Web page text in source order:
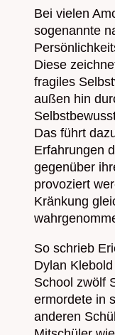
Bei vielen
sogenannte
Diese
fragiles
außen hin
Das führt
Erfahrungen
gegenüber
provoziert
Kränkung
So schrieb
Dylan
School zwölf
ermordete in
anderen